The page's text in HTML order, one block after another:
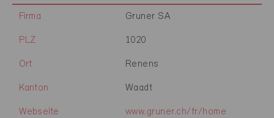
Firma Gruner SA
PLZ 1020
Ort Renens
Kanton Waadt
Webseite www.gruner.ch/fr/home